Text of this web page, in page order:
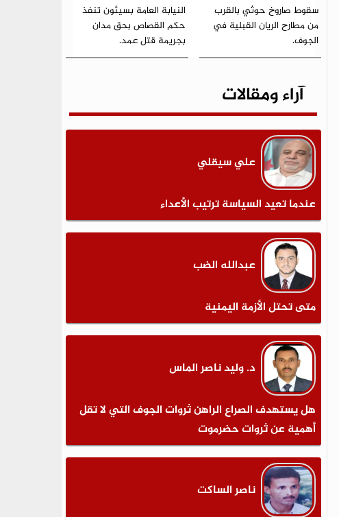
سقوط صاروخ حوثي بالقرب
من مطارح الريان القبلية في
الجوف.
النيابة العامة بسيئون تنفذ
حكم القصاص بحق مدان
بجريمة قتل عمد.
آراء ومقالات
علي سيقلي
عندما تعيد السياسة ترتيب الأعداء
عبدالله الضب
متى تحتل الأزمة اليمنية
د. وليد ناصر الماس
هل يستهدف الصراع الراهن ثروات الجوف التي لا تقل
أهمية عن ثروات حضرموت
ناصر الساكت